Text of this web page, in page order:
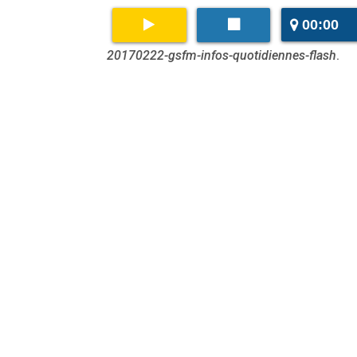
00:00
20170222-gsfm-infos-quotidiennes-flash.